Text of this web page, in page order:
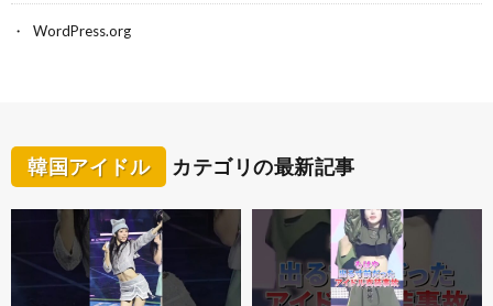
WordPress.org
韓国アイドル カテゴリの最新記事